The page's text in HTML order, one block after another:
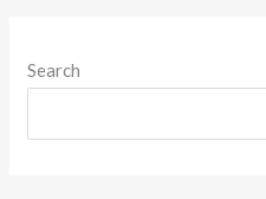
Search